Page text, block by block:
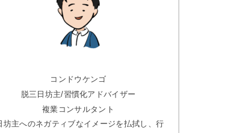
コンドウケンゴ
脱三日坊主/習慣化アドバイザー
複業コンサルタント
坊主へのネガティブなイメージを払拭し、行